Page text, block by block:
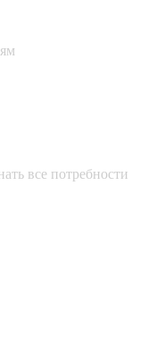
все потребности